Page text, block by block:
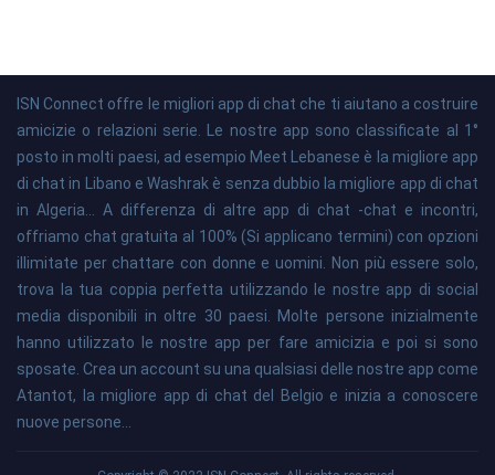
ISN Connect offre le migliori app di chat che ti aiutano a costruire
amicizie o relazioni serie. Le nostre app sono classificate al 1°
posto in molti paesi, ad esempio Meet Lebanese è la migliore app
di chat in Libano e Washrak è senza dubbio la migliore app di chat
in Algeria... A differenza di altre app di chat -chat e incontri,
offriamo chat gratuita al 100% (Si applicano termini) con opzioni
illimitate per chattare con donne e uomini. Non più essere solo,
trova la tua coppia perfetta utilizzando le nostre app di social
media disponibili in oltre 30 paesi. Molte persone inizialmente
hanno utilizzato le nostre app per fare amicizia e poi si sono
sposate. Crea un account su una qualsiasi delle nostre app come
Atantot, la migliore app di chat del Belgio e inizia a conoscere
nuove persone...